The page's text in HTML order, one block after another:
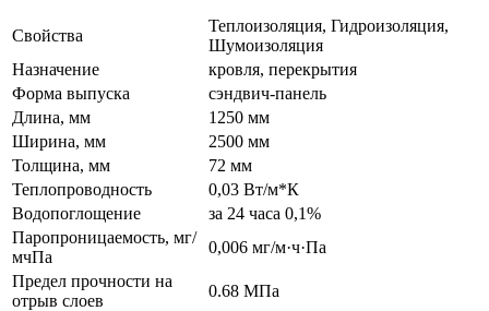
Свойства
Теплоизоляция, Гидроизоляция,
Шумоизоляция
Назначение
кровля, перекрытия
Форма выпуска
cэндвич-панель
Длина, мм
1250 мм
Ширина, мм
2500 мм
Толщина, мм
72 мм
Теплопроводность
0,03 Вт/м*К
Водопоглощение
за 24 часа 0,1%
Паропроницаемость, мг/
мчПа
0,006 мг/м·ч·Па
Предел прочности на
отрыв слоев
0.68 МПа